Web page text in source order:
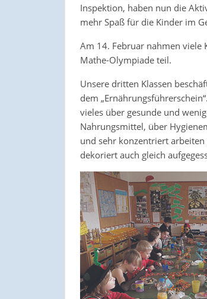
Inspektion, haben nun die
mehr Spaß für die Kinder im
Am 14. Februar nahmen viele
Mathe-Olympiade teil.
Unsere dritten Klassen
dem
vieles über gesunde und
Nahrungsmittel, über
und sehr konzentriert
dekoriert auch gleich